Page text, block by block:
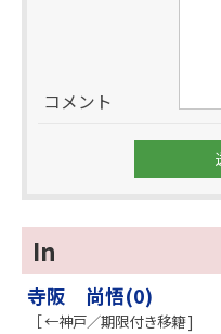
コメント
In
寺阪 尚悟(0)
［ ←神戸／期限付き移籍 ]